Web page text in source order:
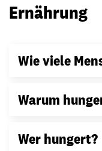
Ernährung
Wie viele
Warum
Wer hungert?